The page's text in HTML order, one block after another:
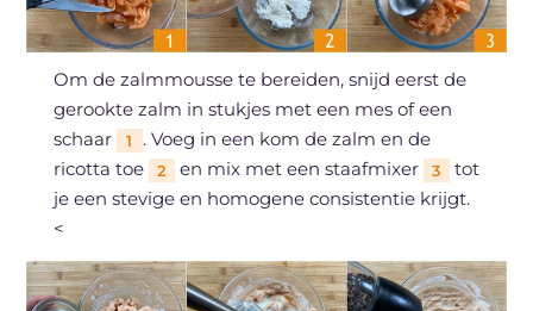
Om de zalmmousse te bereiden, snijd eerst de
gerookte zalm in stukjes met een mes of een
schaar
1
. Voeg in een kom de zalm en de
ricotta toe
2 en mix met een staafmixer 3
tot
je een stevige en homogene consistentie krijgt.
<